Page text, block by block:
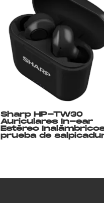
Sharp HP-TW30
Auriculares In-ear
Estéreo
prueba de